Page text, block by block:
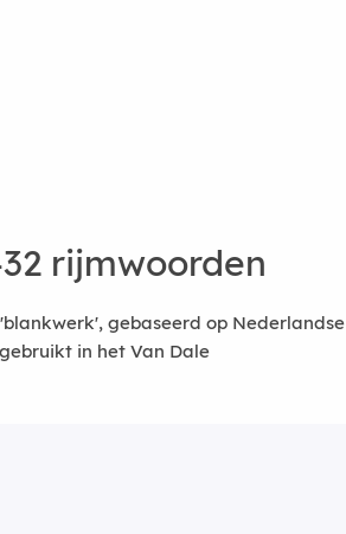
rijmwoorden
gebaseerd op Nederlandse
in het Van Dale